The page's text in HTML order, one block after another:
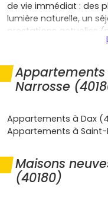
de vie immédiat : des
lumière naturelle, un
prestations actuelles
isolation, menuiseries
consommation
des garanties qui
achèvement,
le prêt à taux zéro
que d’une éventuelle
l’assurance d’un
tu es primo-accédant
budget sur le long
Narrosse
Appartements à Dax
Appartements à
Maisons
(40180)